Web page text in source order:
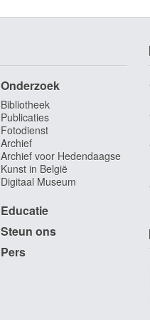
Onderzoek
Bibliotheek
Publicaties
Fotodienst
Archief
Archief voor Hedendaagse
Kunst in België
Digitaal Museum
Educatie
Steun ons
Pers